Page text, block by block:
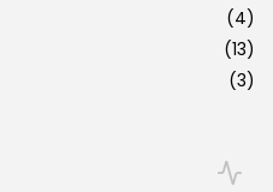
(4)
(13)
(3)